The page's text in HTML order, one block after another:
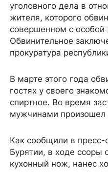
уголовного дела в
жителя, которого
совершенном с особой
Обвинительное
прокуратура
В марте этого года
гостях у своего
спиртное. Во время
мужчинами произошел
Как сообщили в пресс-
Бурятии, в ходе ссоры
кухонный нож, нанес